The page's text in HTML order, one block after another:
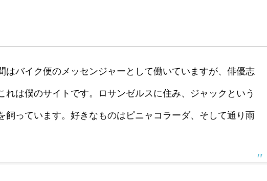
はバイク便のメッセンジャーとして働いていますが、俳優志
れは僕のサイトです。ロサンゼルスに住み、ジャックという
飼っています。好きなものはピニャコラーダ、そして通り雨